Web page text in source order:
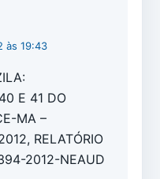
às 19:43
E 41 DO
MA –
RELATÓRIO
2012-NEAUD